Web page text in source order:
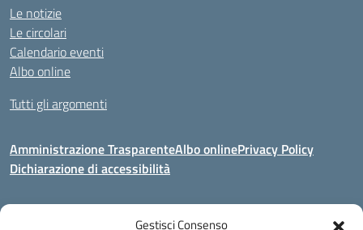
Gestisci Consenso
Le notizie
Le circolari
Calendario eventi
Albo online
Tutti gli argomenti
Amministrazione TrasparenteAlbo onlinePrivacy Policy
Dichiarazione di accessibilità